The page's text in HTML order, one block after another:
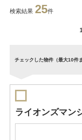
検索結果 25件
チェックした物件（最大10件
ライオンズマン